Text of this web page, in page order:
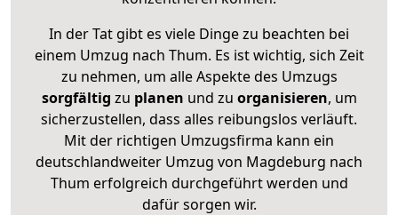
In der Tat gibt es viele Dinge zu beachten bei
einem Umzug nach Thum. Es ist wichtig, sich Zeit
zu nehmen, um alle Aspekte des Umzugs
sorgfältig zu planen und zu organisieren, um
sicherzustellen, dass alles reibungslos verläuft.
Mit der richtigen Umzugsfirma kann ein
deutschlandweiter Umzug von Magdeburg nach
Thum erfolgreich durchgeführt werden und
dafür sorgen wir.